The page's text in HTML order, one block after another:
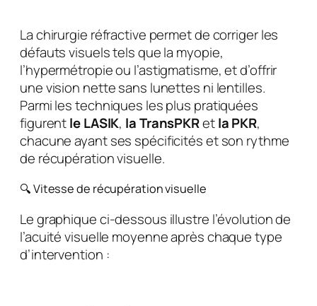
La chirurgie réfractive permet de corriger les
défauts visuels tels que la myopie,
l’hypermétropie ou l’astigmatisme, et d’offrir
une vision nette sans lunettes ni lentilles.
Parmi les techniques les plus pratiquées
figurentle LASIK, la TransPKRetla PKR,
chacune ayant ses spécificités et son rythme
de récupération visuelle.
🔍 Vitesse de récupération visuelle
Le graphique ci-dessous illustre l’évolution de
l’acuité visuelle moyenne après chaque type
d’intervention :